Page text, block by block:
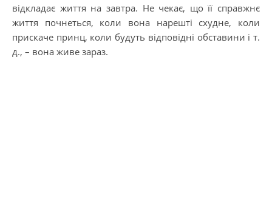
відкладає життя на завтра. Не чекає, що її справжнє
життя почнеться, коли вона нарешті схудне, коли
прискаче принц, коли будуть відповідні обставини і т.
д., – вона живе зараз.